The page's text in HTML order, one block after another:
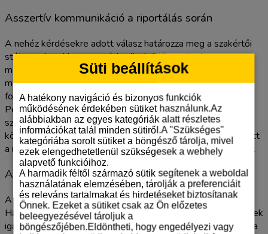
Süti beállítások
A hatékony navigáció és bizonyos funkciók
működésének érdekében sütiket használunk.Az
alábbiakban az egyes kategóriák alatt részletes
információkat talál minden sütiről.A "Szükséges"
kategóriába sorolt sütiket a böngésző tárolja, mivel
ezek elengedhetetlenül szükségesek a webhely
alapvető funkcióihoz.
A harmadik féltől származó sütik segítenek a weboldal
használatának elemzésében, tárolják a preferenciáit
és releváns tartalmakat és hirdetéseket biztosítanak
Önnek. Ezeket a sütiket csak az Ön előzetes
beleegyezésével tároljuk a
böngészőjében.Eldöntheti, hogy engedélyezi vagy
Asszertív kommunikáció a riportálás során
A nehéz kérdésekre adott válasz határozza meg a szakértői
státuszunkat. Ne magyarázkodjunk. Válaszoljunk
magabiztosan, tényekre támaszkodva. Egy jól irányzott
mondat, amely összeköti a technikai javulást a
forgalomnövekedéssel, azonnal elnémítja a kétkedőket.
Például: az oldalbetöltési sebesség optimalizálása 15
százalékkal csökkentette a visszafordulási arányt, ami
közvetlenül 8 százalékos bevételnövekedést eredményezett
a mobilfelhasználók körében. Ez az a nyelv, amit a CEO is ért.
A jövőbeli növekedés megalapozása
A riport nemcsak a múltról szól, hanem a jövő záloga is.
Használjuk az elért sikereket a marketing büdzsé növelésének
igazolására. Mutassuk be az A/B tesztek eredményeit, mint a